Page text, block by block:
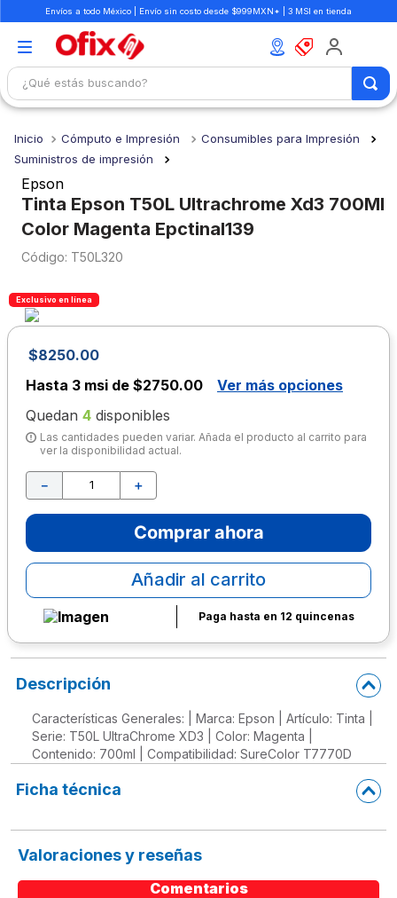
Envíos a todo México | Envío sin costo desde $999MXN* | 3 MSI en tienda
¿Qué estás buscando?
Cómputo e Impresión
Consumibles para Impresión
Suministros de impresión
Epson
Tinta Epson T50L Ultrachrome Xd3 700Ml
Color Magenta Epctinal139
: T50L320
Exclusivo en línea
$8250.00
Hasta 3 msi de $2750.00
Ver más opciones
Quedan 4 disponibles
Las cantidades pueden variar. Añada el producto al carrito para
ver la disponibilidad actual.
＋
－
Comprar ahora
Añadir al carrito
Paga hasta en 12 quincenas
Descripción
Características Generales: | Marca: Epson | Artículo: Tinta |
Serie: T50L UltraChrome XD3 | Color: Magenta |
Contenido: 700ml | Compatibilidad: SureColor T7770D
Ficha técnica
Valoraciones y reseñas
Comentarios
1.
mochilas
2
3
cuaderno
4.
cuadernos
colores
6.
boligrafo
7.
escolar
8.
sacapuntas
9 .
lapiz
10. escritorio